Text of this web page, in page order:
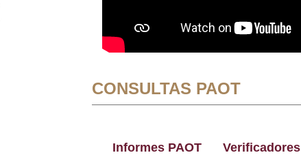
CONSULTAS PAOT
Informes PAOT
Verificadores